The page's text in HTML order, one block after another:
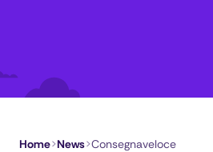
Home>News>Consegnaveloce